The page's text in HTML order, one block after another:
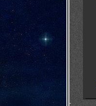
-